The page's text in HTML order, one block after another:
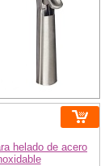
helado de acero